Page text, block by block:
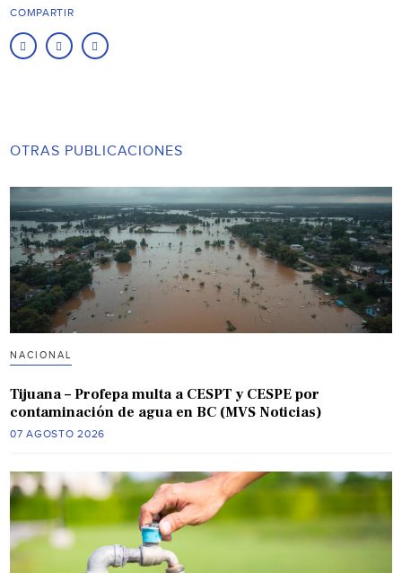
COMPARTIR
OTRAS PUBLICACIONES
NACIONAL
Tijuana – Profepa multa a CESPT y CESPE por
contaminación de agua en BC (MVS Noticias)
07 AGOSTO 2026